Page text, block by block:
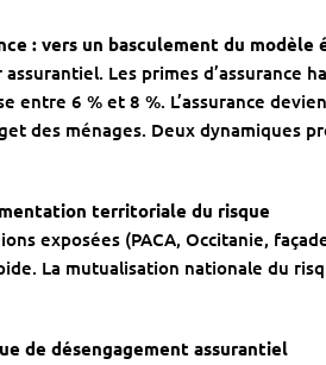
: vers un basculement du modèle
assurantiel. Les primes d’assurance
entre 6 % et 8 %. L’assurance
des ménages. Deux dynamiques
territoriale du risque
exposées (PACA, Occitanie,
La mutualisation nationale du
de désengagement assurantiel